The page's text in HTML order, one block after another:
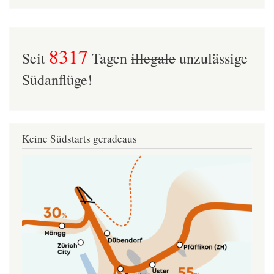
Seit 8317 Tagenillegaleunzulässige
Südanflüge!
Keine Südstarts geradeaus